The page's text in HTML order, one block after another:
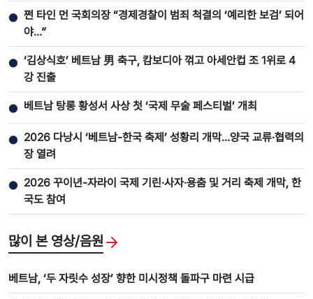
● 쩐 타인 먼 국회의장 “경제경찰이 범죄 척결의 ‘예리한 보검’ 되어
야…”
● ‘김상식호’ 베트남 男 축구, 캄보디아 꺾고 아세안컵 조 1위로 4
강 진출
● 베트남 탕롱 황성서 사상 첫 ‘국제 무술 페스티벌’ 개최
● 2026 다낭시 ‘베트남-한국 축제’ 성황리 개막…양국 교류·협력의
장 열려
● 2026 꾸이년-자라이 국제 기린·사자·용춤 및 거리 축제 개막, 한
국도 참여
많이 본 영상/음원
베트남, ‘두 자릿수 성장’ 향한 미시정책 돌파구 마련 시급